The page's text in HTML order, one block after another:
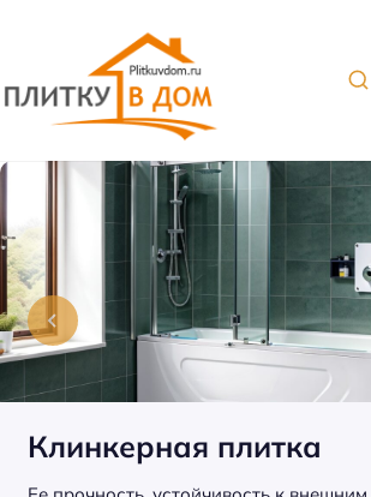
т
к
а
д
л
Клинкерная плитка